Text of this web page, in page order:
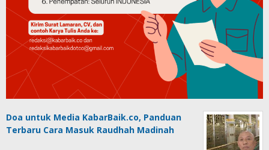
Doa untuk Media KabarBaik.co, Panduan
Terbaru Cara Masuk Raudhah Madinah